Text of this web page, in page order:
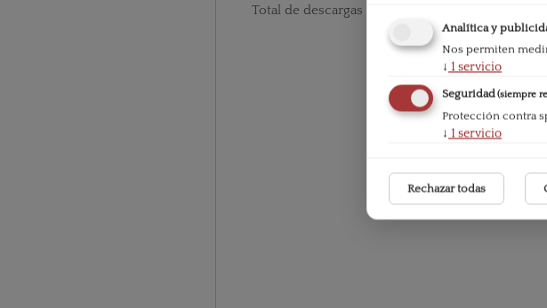
Total de descargas desde la publicación:
Analítica y
Nos permiten
↓ 1 servicio
Seguridad(siempre
Protección contra
↓ 1 servicio
Rechazar todas